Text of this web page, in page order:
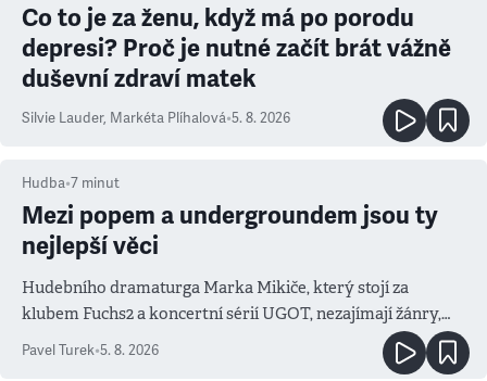
Co to je za ženu, když má po porodu
depresi? Proč je nutné začít brát vážně
duševní zdraví matek
Silvie Lauder, Markéta Plíhalová•5. 8. 2026
Hudba•7 minut
Mezi popem a undergroundem jsou ty
nejlepší věci
Hudebního dramaturga Marka Mikiče, který stojí za
klubem Fuchs2 a koncertní sérií UGOT, nezajímají žánry,
ale atmosféra
Pavel Turek•5. 8. 2026